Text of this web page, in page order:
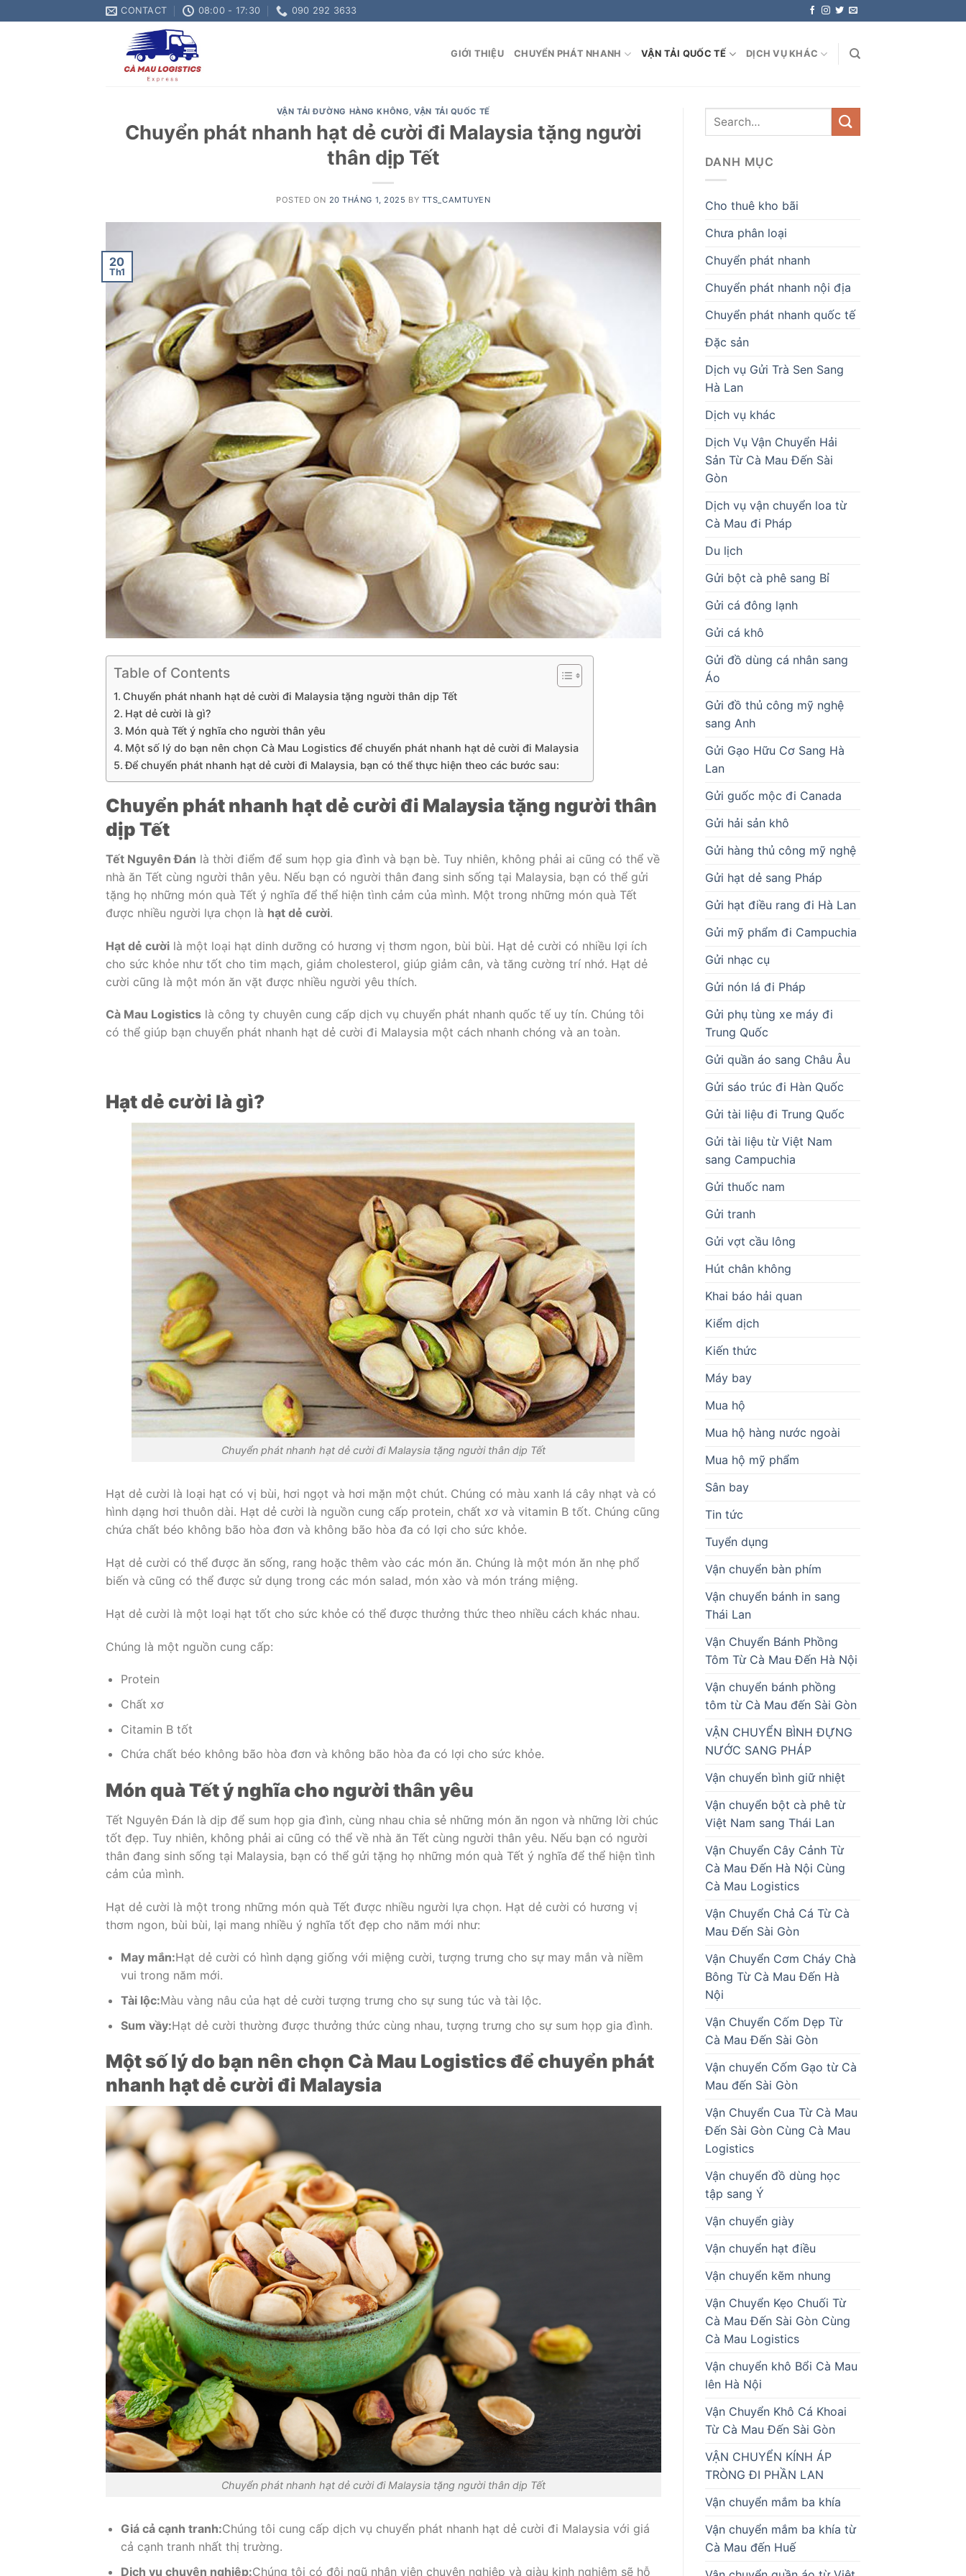
to
CONTACT 08:00 - 17:30 090 292 3633
GIỚI THIỆU CHUYỂN PHÁT NHANH VẬN TẢI QUỐC TẾ DỊCH VỤ KHÁC
VẬN TẢI ĐƯỜNG HÀNG KHÔNG,VẬN TẢI QUỐC TẾ
Chuyển phát nhanh hạt dẻ cười đi Malaysia tặng người
thân dịp Tết
POSTED ON 20 THÁNG 1, 2025 BY TTS_CAMTUYEN
20
Th1
Table of Contents
Chuyển phát nhanh hạt dẻ cười đi Malaysia tặng người thân dịp Tết
Hạt dẻ cười là gì?
Món quà Tết ý nghĩa cho người thân yêu
Một số lý do bạn nên chọn Cà Mau Logistics để chuyển phát nhanh hạt dẻ cười đi Malaysia
Để chuyển phát nhanh hạt dẻ cười đi Malaysia, bạn có thể thực hiện theo các bước sau:
Chuyển phát nhanh hạt dẻ cười đi Malaysia tặng người thân
dịp Tết
Tết Nguyên Đán là thời điểm để sum họp gia đình và bạn bè. Tuy nhiên, không phải ai cũng có thể về
nhà ăn Tết cùng người thân yêu. Nếu bạn có người thân đang sinh sống tại Malaysia, bạn có thể gửi
tặng họ những món quà Tết ý nghĩa để thể hiện tình cảm của mình. Một trong những món quà Tết
được nhiều người lựa chọn là hạt dẻ cười.
Hạt dẻ cười là một loại hạt dinh dưỡng có hương vị thơm ngon, bùi bùi. Hạt dẻ cười có nhiều lợi ích
cho sức khỏe như tốt cho tim mạch, giảm cholesterol, giúp giảm cân, và tăng cường trí nhớ. Hạt dẻ
cười cũng là một món ăn vặt được nhiều người yêu thích.
Cà Mau Logistics là công ty chuyên cung cấp dịch vụ chuyển phát nhanh quốc tế uy tín. Chúng tôi
có thể giúp bạn chuyển phát nhanh hạt dẻ cười đi Malaysia một cách nhanh chóng và an toàn.
Hạt dẻ cười là gì?
Chuyển phát nhanh hạt dẻ cười đi Malaysia tặng người thân dịp Tết
Hạt dẻ cười là loại hạt có vị bùi, hơi ngọt và hơi mặn một chút. Chúng có màu xanh lá cây nhạt và có
hình dạng hơi thuôn dài. Hạt dẻ cười là nguồn cung cấp protein, chất xơ và vitamin B tốt. Chúng cũng
chứa chất béo không bão hòa đơn và không bão hòa đa có lợi cho sức khỏe.
Hạt dẻ cười có thể được ăn sống, rang hoặc thêm vào các món ăn. Chúng là một món ăn nhẹ phổ
biến và cũng có thể được sử dụng trong các món salad, món xào và món tráng miệng.
Hạt dẻ cười là một loại hạt tốt cho sức khỏe có thể được thưởng thức theo nhiều cách khác nhau.
Chúng là một nguồn cung cấp:
Protein
Chất xơ
Citamin B tốt
Chứa chất béo không bão hòa đơn và không bão hòa đa có lợi cho sức khỏe.
Món quà Tết ý nghĩa cho người thân yêu
Tết Nguyên Đán là dịp để sum họp gia đình, cùng nhau chia sẻ những món ăn ngon và những lời chúc
tốt đẹp. Tuy nhiên, không phải ai cũng có thể về nhà ăn Tết cùng người thân yêu. Nếu bạn có người
thân đang sinh sống tại Malaysia, bạn có thể gửi tặng họ những món quà Tết ý nghĩa để thể hiện tình
cảm của mình.
Hạt dẻ cười là một trong những món quà Tết được nhiều người lựa chọn. Hạt dẻ cười có hương vị
thơm ngon, bùi bùi, lại mang nhiều ý nghĩa tốt đẹp cho năm mới như:
May mắn:Hạt dẻ cười có hình dạng giống với miệng cười, tượng trưng cho sự may mắn và niềm
vui trong năm mới.
Tài lộc:Màu vàng nâu của hạt dẻ cười tượng trưng cho sự sung túc và tài lộc.
Sum vầy:Hạt dẻ cười thường được thưởng thức cùng nhau, tượng trưng cho sự sum họp gia đình.
Một số lý do bạn nên chọn Cà Mau Logistics để chuyển phát
nhanh hạt dẻ cười đi Malaysia
Chuyển phát nhanh hạt dẻ cười đi Malaysia tặng người thân dịp Tết
Giá cả cạnh tranh:Chúng tôi cung cấp dịch vụ chuyển phát nhanh hạt dẻ cười đi Malaysia với giá
cả cạnh tranh nhất thị trường.
Dịch vụ chuyên nghiệp:Chúng tôi có đội ngũ nhân viên chuyên nghiệp và giàu kinh nghiệm sẽ hỗ
DANH MỤC
Cho thuê kho bãi
Chưa phân loại
Chuyển phát nhanh
Chuyển phát nhanh nội địa
Chuyển phát nhanh quốc tế
Đặc sản
Dịch vụ Gửi Trà Sen Sang
Hà Lan
Dịch vụ khác
Dịch Vụ Vận Chuyển Hải
Sản Từ Cà Mau Đến Sài
Gòn
Dịch vụ vận chuyển loa từ
Cà Mau đi Pháp
Du lịch
Gửi bột cà phê sang Bỉ
Gửi cá đông lạnh
Gửi cá khô
Gửi đồ dùng cá nhân sang
Áo
Gửi đồ thủ công mỹ nghệ
sang Anh
Gửi Gạo Hữu Cơ Sang Hà
Lan
Gửi guốc mộc đi Canada
Gửi hải sản khô
Gửi hàng thủ công mỹ nghệ
Gửi hạt dẻ sang Pháp
Gửi hạt điều rang đi Hà Lan
Gửi mỹ phẩm đi Campuchia
Gửi nhạc cụ
Gửi nón lá đi Pháp
Gửi phụ tùng xe máy đi
Trung Quốc
Gửi quần áo sang Châu Âu
Gửi sáo trúc đi Hàn Quốc
Gửi tài liệu đi Trung Quốc
Gửi tài liệu từ Việt Nam
sang Campuchia
Gửi thuốc nam
Gửi tranh
Gửi vợt cầu lông
Hút chân không
Khai báo hải quan
Kiểm dịch
Kiến thức
Máy bay
Mua hộ
Mua hộ hàng nước ngoài
Mua hộ mỹ phẩm
Sân bay
Tin tức
Tuyển dụng
Vận chuyển bàn phím
Vận chuyển bánh in sang
Thái Lan
Vận Chuyển Bánh Phồng
Tôm Từ Cà Mau Đến Hà Nội
Vận chuyển bánh phồng
tôm từ Cà Mau đến Sài Gòn
VẬN CHUYỂN BÌNH ĐỰNG
NƯỚC SANG PHÁP
Vận chuyển bình giữ nhiệt
Vận chuyển bột cà phê từ
Việt Nam sang Thái Lan
Vận Chuyển Cây Cảnh Từ
Cà Mau Đến Hà Nội Cùng
Cà Mau Logistics
Vận Chuyển Chả Cá Từ Cà
Mau Đến Sài Gòn
Vận Chuyển Cơm Cháy Chà
Bông Từ Cà Mau Đến Hà
Nội
Vận Chuyển Cốm Dẹp Từ
Cà Mau Đến Sài Gòn
Vận chuyển Cốm Gạo từ Cà
Mau đến Sài Gòn
Vận Chuyển Cua Từ Cà Mau
Đến Sài Gòn Cùng Cà Mau
Logistics
Vận chuyển đồ dùng học
tập sang Ý
Vận chuyển giày
Vận chuyển hạt điều
Vận chuyển kẽm nhung
Vận Chuyển Kẹo Chuối Từ
Cà Mau Đến Sài Gòn Cùng
Cà Mau Logistics
Vận chuyển khô Bổi Cà Mau
lên Hà Nội
Vận Chuyển Khô Cá Khoai
Từ Cà Mau Đến Sài Gòn
VẬN CHUYỂN KÍNH ÁP
TRÒNG ĐI PHẦN LAN
Vận chuyển mắm ba khía
Vận chuyển mắm ba khía từ
Cà Mau đến Huế